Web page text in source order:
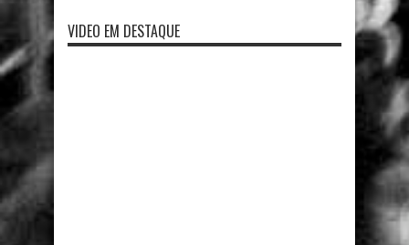
VIDEO EM DESTAQUE